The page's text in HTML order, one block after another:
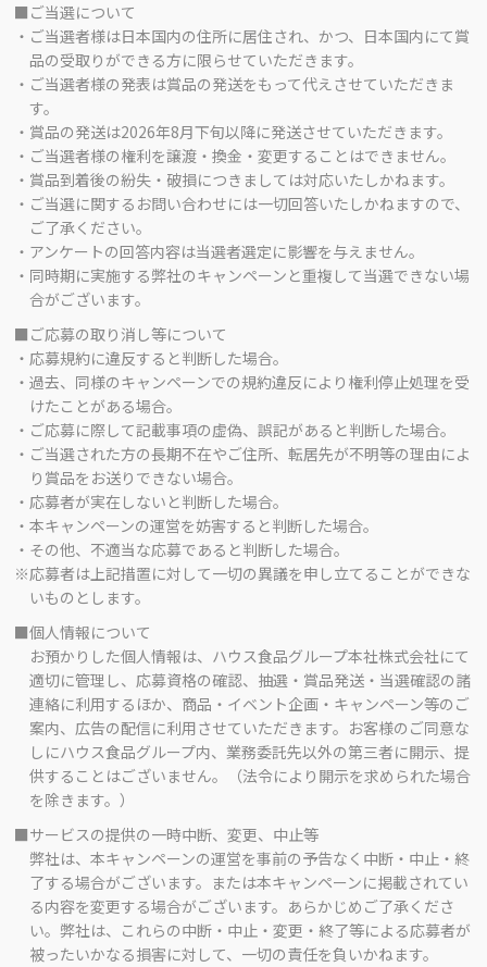
■ご当選について
・ご当選者様は日本国内の住所に居住され、かつ、日本国内にて賞
品の受取りができる方に限らせていただきます。
・ご当選者様の発表は賞品の発送をもって代えさせていただきま
す。
・賞品の発送は2026年8月下旬以降に発送させていただきます。
・ご当選者様の権利を譲渡・換金・変更することはできません。
・賞品到着後の紛失・破損につきましては対応いたしかねます。
・ご当選に関するお問い合わせには一切回答いたしかねますので、
ご了承ください。
・アンケートの回答内容は当選者選定に影響を与えません。
・同時期に実施する弊社のキャンペーンと重複して当選できない場
合がございます。
■ご応募の取り消し等について
・応募規約に違反すると判断した場合。
・過去、同様のキャンペーンでの規約違反により権利停止処理を受
けたことがある場合。
・ご応募に際して記載事項の虚偽、誤記があると判断した場合。
・ご当選された方の長期不在やご住所、転居先が不明等の理由によ
り賞品をお送りできない場合。
・応募者が実在しないと判断した場合。
・本キャンペーンの運営を妨害すると判断した場合。
・その他、不適当な応募であると判断した場合。
※応募者は上記措置に対して一切の異議を申し立てることができな
いものとします。
■個人情報について
お預かりした個人情報は、ハウス食品グループ本社株式会社にて
適切に管理し、応募資格の確認、抽選・賞品発送・当選確認の諸
連絡に利用するほか、商品・イベント企画・キャンペーン等のご
案内、広告の配信に利用させていただきます。お客様のご同意な
しにハウス食品グループ内、業務委託先以外の第三者に開示、提
供することはございません。（法令により開示を求められた場合
を除きます。）
■サービスの提供の一時中断、変更、中止等
弊社は、本キャンペーンの運営を事前の予告なく中断・中止・終
了する場合がございます。または本キャンペーンに掲載されてい
る内容を変更する場合がございます。あらかじめご了承くださ
い。弊社は、これらの中断・中止・変更・終了等による応募者が
被ったいかなる損害に対して、一切の責任を負いかねます。